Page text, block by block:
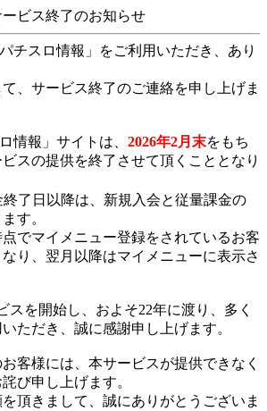
ービス終了のお知らせ
チスロ情報」をご利用いただき、あり
、サービス終了のご連絡を申し上げま
情報」サイトは、 2026年2月末をもち
スの提供を終了させて頂くこととなり
了日以降は、新規入会と従量課金の
す。
でマイメニュー登録をされているお客
り、翌月以降はマイメニューに表示さ
スを開始し、およそ22年に渡り、多く
ただき、誠に感謝申し上げます。
客様には、本サービスが提供できなく
び申し上げます。
頂きまして、誠にありがとうございま